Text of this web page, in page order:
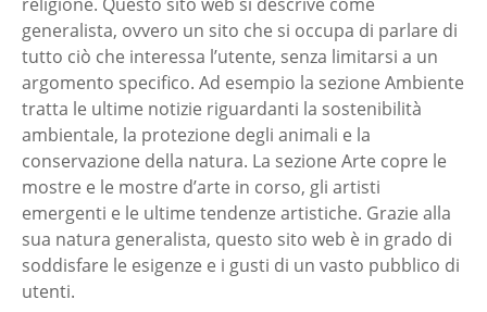
generalista, ovvero un sito che si occupa di parlare di
tutto ciò che interessa l’utente, senza limitarsi a un
argomento specifico. Ad esempio la sezione Ambiente
tratta le ultime notizie riguardanti la sostenibilità
ambientale, la protezione degli animali e la
conservazione della natura. La sezione Arte copre le
mostre e le mostre d’arte in corso, gli artisti
emergenti e le ultime tendenze artistiche. Grazie alla
sua natura generalista, questo sito web è in grado di
soddisfare le esigenze e i gusti di un vasto pubblico di
utenti.